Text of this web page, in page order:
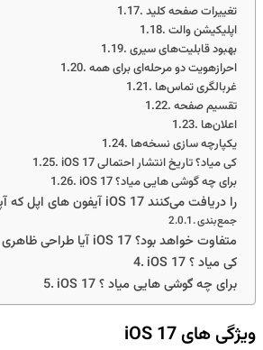
تغییرات صفحه کلید
اپلیکیشن والت
بهبود قابلیت‌های سیری
احرازهویت دو مرحله‌ای برای همه
غربالگری تماس‌ها
تقسیم صفحه
اعلان‌ها
یکپارچه سازی نسخه‌ها
iOS 17 کی میاد؟ تاریخ انتشار احتمالی
iOS 17 برای چه گوشی هایی میاد؟
آیفون های اپل که آپدیت iOS 17 را دریافت می‌کنند
جمع‌بندی
آیا طراحی ظاهری iOS 17 متفاوت خواهد بود؟
iOS 17 کی میاد ؟
iOS 17 برای چه گوشی هایی میاد ؟
ویژگی های iOS 17